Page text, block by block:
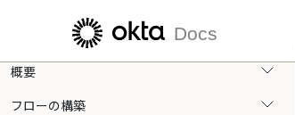
メインコンテンツにスキップ ドキュメント
Docs
リリースノート
概要
フローの構築